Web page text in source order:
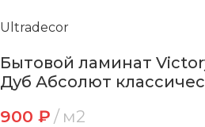
Ultradecor
Бытовой ламинат
Дуб Абсолют
900 ₽ м2